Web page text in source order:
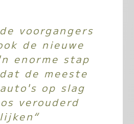
voorgangers
de nieuwe
enorme stap
de meeste
op slag
verouderd
lijken“